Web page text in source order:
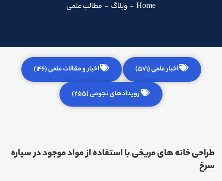
Home
- وبلاگ - مطالب علمی
اخبار علمی (571) اخبار و مقالات علمی (146)
رویدادهای نجومی (255)
طراحی خانه های مریخی با استفاده از مواد موجود در سیاره
سرخ